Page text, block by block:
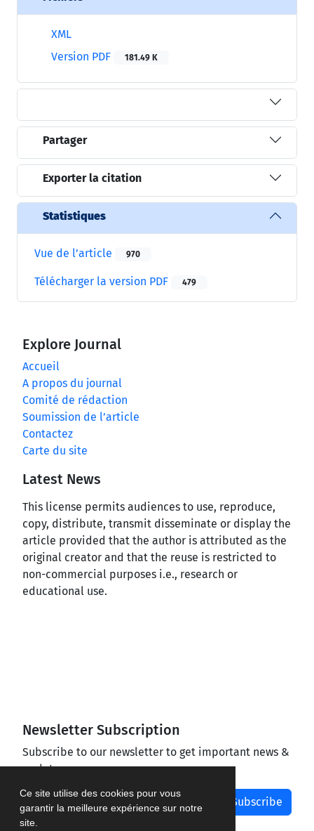
Ce site utilise des cookies pour vous
garantir la meilleure expérience sur notre
site.
XML
Version PDF
181.49 K
Partager
Exporter la citation
Statistiques
Vue de l’article 970
Télécharger la version PDF 479
Explore Journal
Accueil
A propos du journal
Comité de rédaction
Soumission de l’article
Contactez
Carte du site
Latest News
This license permits audiences to use, reproduce,
copy, distribute, transmit disseminate or display the
article provided that the author is attributed as the
original creator and that the reuse is restricted to
non-commercial purposes i.e., research or
educational use.
Newsletter Subscription
Subscribe to our newsletter to get important news &
updates
Subscribe